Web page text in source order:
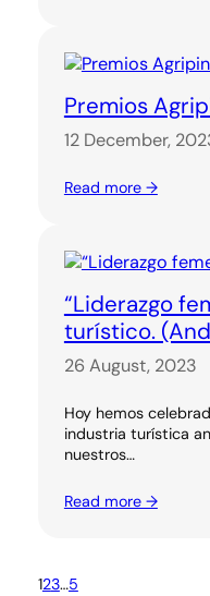
Premios
12 December,
Read more →
“Liderazgo
turístico.
26 August, 2023
Hoy hemos
industria turística
nuestros…
Read more →
123…5